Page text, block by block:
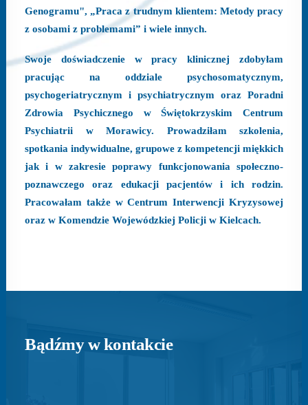
Genogramu", „Praca z trudnym klientem: Metody pracy
z osobami z problemami” i wiele innych.
Swoje doświadczenie w pracy klinicznej zdobyłam
pracując na oddziale psychosomatycznym,
psychogeriatrycznym i psychiatrycznym oraz Poradni
Zdrowia Psychicznego w Świętokrzyskim Centrum
Psychiatrii w Morawicy. Prowadziłam szkolenia,
spotkania indywidualne, grupowe z kompetencji miękkich
jak i w zakresie poprawy funkcjonowania społeczno-
poznawczego oraz edukacji pacjentów i ich rodzin.
Pracowałam także w Centrum Interwencji Kryzysowej
oraz w Komendzie Wojewódzkiej Policji w Kielcach.
Bądźmy w kontakcie